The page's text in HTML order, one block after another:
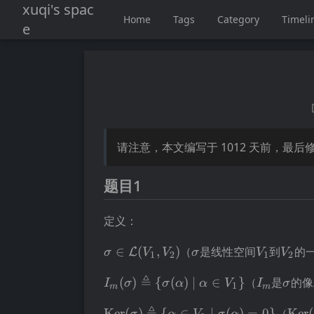
xuqi's spac
e
Home Tags Category
请注意，本文编写于 1012 天前，最后
题目1
定义：
\sigma \in
(V_1,V_2)
σ ∈ L(V1 , V2) （\sigma
σ是线性空间V_1
V1到V_2
V2的
I_m(\sigma)\triangleq\
Im (σ) ≜ {σ(α) α ∈ V1 } （ I_m
Im是σ的